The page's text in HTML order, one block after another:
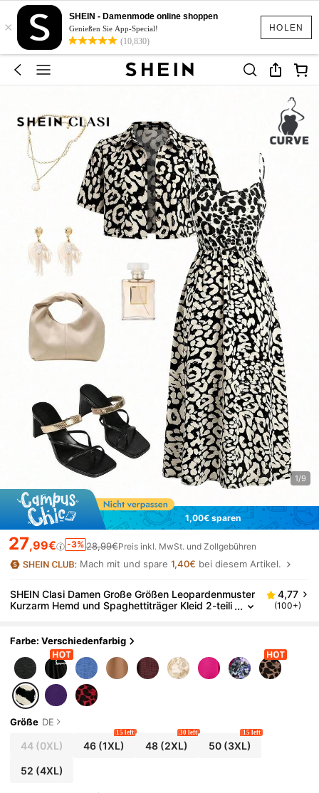
HOLEN
×
SHEIN - Damenmode online shoppen
Genießen Sie App-Special!
(10,830)
1/9
1,00€ sparen
27,99€ -3% 28,99€Preis inkl. MwSt. und Zollgebühren
Mach mit und spare1,40€ bei diesem Artikel.
SHEIN Clasi Damen Große Größen Leopardenmuster
Kurzarm Hemd und Spaghettiträger Kleid 2-teili
4,77
(100+)
Farbe: Verschiedenfarbig
Größe DE
44(0XL) 46 (1XL)
15 left
48(2XL)
30 left
50(3XL)
15 left
52 (4XL)